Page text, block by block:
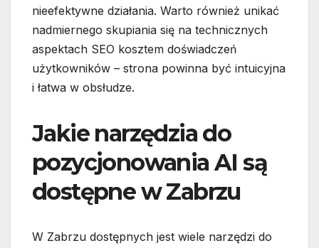
nieefektywne działania. Warto również unikać
nadmiernego skupiania się na technicznych
aspektach SEO kosztem doświadczeń
użytkowników – strona powinna być intuicyjna
i łatwa w obsłudze.
Jakie narzędzia do
pozycjonowania AI są
dostępne w Zabrzu
W Zabrzu dostępnych jest wiele narzędzi do